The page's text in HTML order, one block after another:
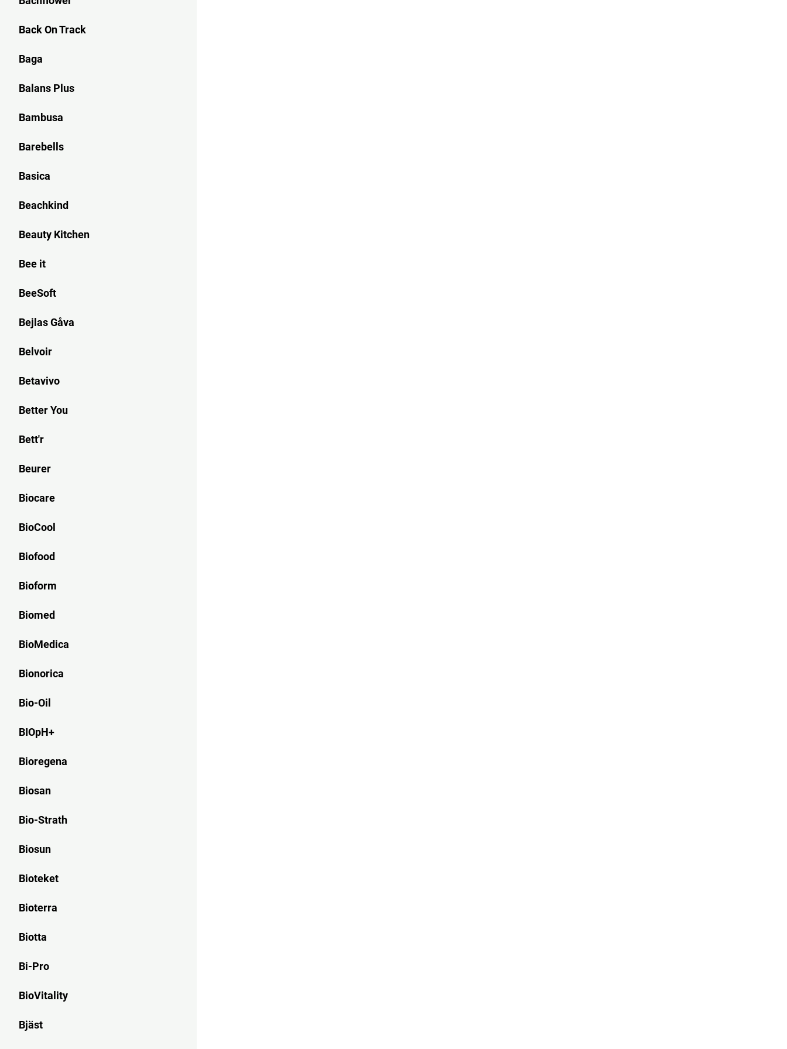
Back On Track
Baga
Balans Plus
Bambusa
Barebells
Basica
Beachkind
Beauty Kitchen
Bee it
BeeSoft
Bejlas Gåva
Belvoir
Betavivo
Better You
Bett'r
Beurer
Biocare
BioCool
Biofood
Bioform
Biomed
BioMedica
Bionorica
Bio-Oil
BIOpH+
Bioregena
Biosan
Bio-Strath
Biosun
Bioteket
Bioterra
Biotta
Bi-Pro
BioVitality
Bjäst